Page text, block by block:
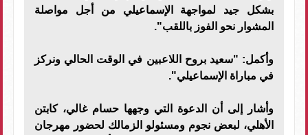
بشكل جيد لمواجهة الإسماعيلي من أجل مواصلة
المشوار نحو الفوز باللقب".
وأكمل: "سعيد بروح اللاعبين في الوقت الحالي ونركز
في مباراة الإسماعيلي".
وأشار إلى أن الدعوة التي وجهها حسام غالي، كابتن
الأهلي، لبعض نجوم ومسئولو الزمالك لحضور مهرجان